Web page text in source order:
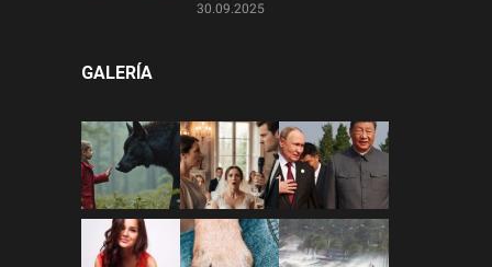
30.09.2025
GALERÍA